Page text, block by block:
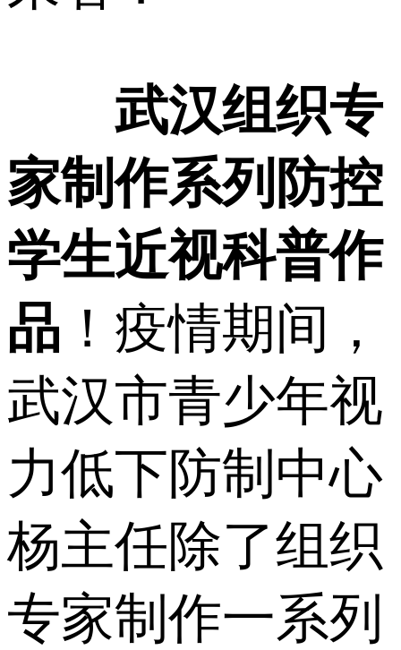
武汉组织专
家制作系列防控
学生近视科普作
品 ！疫情期间，
武汉市青少年视
力低下防制中心
杨主任除了组织
专家制作一系列